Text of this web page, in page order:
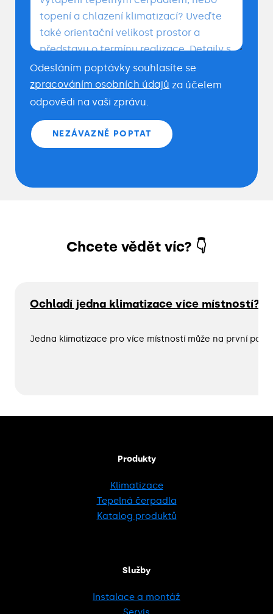
Odesláním poptávky souhlasíte se
zpracováním osobních údajů za účelem
odpovědi na vaši zprávu.
NEZÁVAZNĚ POPTAT
Chcete vědět víc? 👇
Ochladí jedna klimatizace více místností?
Jedna klimatizace pro více místností může na první
Produkty
Klimatizace
Tepelná čerpadla
Katalog produktů
Služby
Instalace a montáž